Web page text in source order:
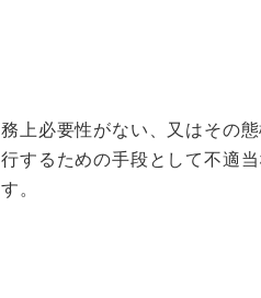
上必要性がない、又はその
するための手段として不適
。